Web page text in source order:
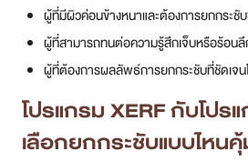
ผู้ที่มีผิวค่อนข้างหนาและต้องการยกกระชั
ผู้ที่สามารถทนต่อความรู้สึกเจ็บหรือร้อนลึ
ผู้ที่ต้องการผลลัพธ์การยกกระชับที่ชัดเจ
โปรแกรม XERF กับโปร
เลือกยกกระชับแบบไหน